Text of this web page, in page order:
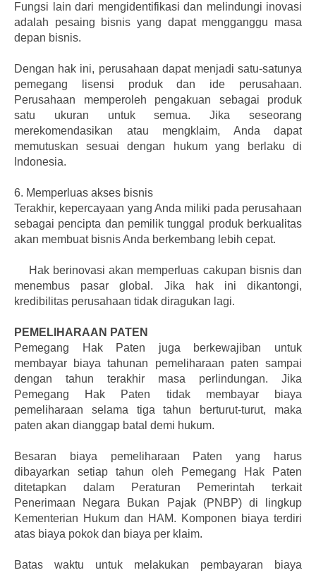
Fungsi lain dari mengidentifikasi dan melindungi inovasi
adalah pesaing bisnis yang dapat mengganggu masa
depan bisnis.
Dengan hak ini, perusahaan dapat menjadi satu-satunya
pemegang lisensi produk dan ide perusahaan.
Perusahaan memperoleh pengakuan sebagai produk
satu ukuran untuk semua. Jika seseorang
merekomendasikan atau mengklaim, Anda dapat
memutuskan sesuai dengan hukum yang berlaku di
Indonesia.
6. Memperluas akses bisnis
Terakhir, kepercayaan yang Anda miliki pada perusahaan
sebagai pencipta dan pemilik tunggal produk berkualitas
akan membuat bisnis Anda berkembang lebih cepat.
Hak berinovasi akan memperluas cakupan bisnis dan
menembus pasar global. Jika hak ini dikantongi,
kredibilitas perusahaan tidak diragukan lagi.
PEMELIHARAAN PATEN
Pemegang Hak Paten juga berkewajiban untuk
membayar biaya tahunan pemeliharaan paten sampai
dengan tahun terakhir masa perlindungan. Jika
Pemegang Hak Paten tidak membayar biaya
pemeliharaan selama tiga tahun berturut-turut, maka
paten akan dianggap batal demi hukum.
Besaran biaya pemeliharaan Paten yang harus
dibayarkan setiap tahun oleh Pemegang Hak Paten
ditetapkan dalam Peraturan Pemerintah terkait
Penerimaan Negara Bukan Pajak (PNBP) di lingkup
Kementerian Hukum dan HAM. Komponen biaya terdiri
atas biaya pokok dan biaya per klaim.
Batas waktu untuk melakukan pembayaran biaya